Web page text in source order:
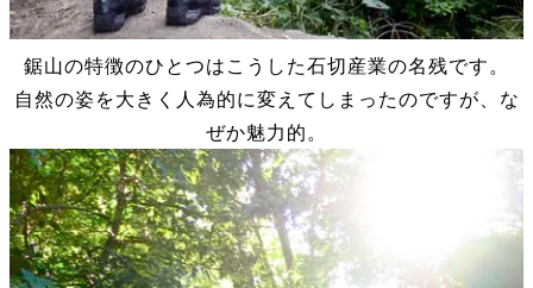
鋸山の特徴のひとつはこうした石切産業の名残です。
自然の姿を大きく人為的に変えてしまったのですが、な
ぜか魅力的。